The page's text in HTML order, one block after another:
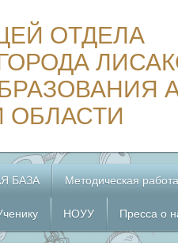
ОТДЕЛА
ОБЛАСТИ
БАЗА Методическая работа
НОУУ Пресса о